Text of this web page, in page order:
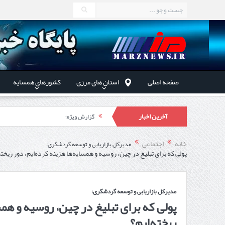
صفحه اصلی استان های مرزی کشورهای همسایه
آخرین اخبار گزارش ویژه؛
طرز تهیه خورش خلال کرمانشاهی +نکات
استاندار اردبیل در دیدار
راه‌اندازی کامل منطقه
خانه اجتماعی مدیرکل بازاریابی و توسعه گردشگری:
پولی که برای تبلیغ در چین، روسیه و همسایه‌ها هزینه کرده‌ایم، دور
مدیرکل بازاریابی و توسعه گردشگری:
پولی که برای تبلیغ در چین، روسیه و